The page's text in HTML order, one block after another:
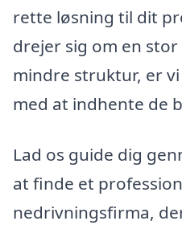
rette løsning til dit
drejer sig om en
mindre struktur, er
med at indhente de
Lad os guide dig
at finde et
nedrivningsfirma,